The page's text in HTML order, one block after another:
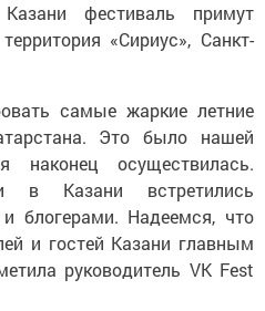
фестиваль примут
«Сириус», Санкт-
самые жаркие летние
Это было нашей
наконец осуществилась.
в Казани встретились
блогерами. Надеемся, что
и гостей Казани главным
руководитель VK Fest